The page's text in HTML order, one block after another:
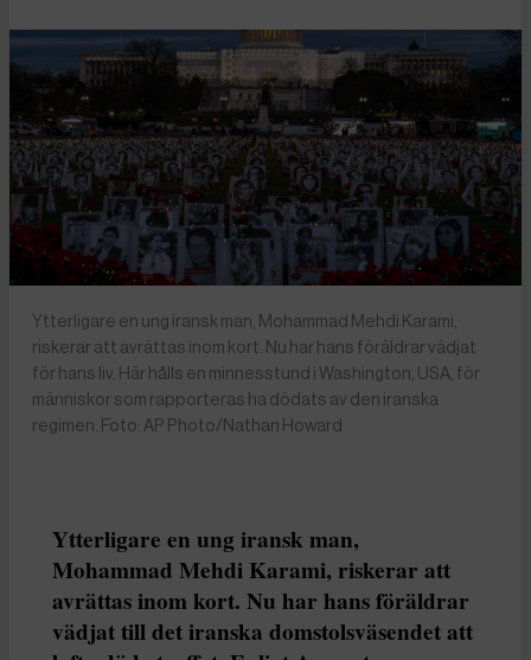
Ytterligare en ung iransk man, Mohammad Mehdi Karami,
riskerar att avrättas inom kort. Nu har hans föräldrar vädjat
för hans liv. Här hålls en minnesstund i Washington, USA, för
människor som rapporteras ha dödats av den iranska
regimen. Foto: AP Photo/Nathan Howard
Ytterligare en ung iransk man,
Mohammad Mehdi Karami, riskerar att
avrättas inom kort. Nu har hans föräldrar
vädjat till det iranska domstolsväsendet att